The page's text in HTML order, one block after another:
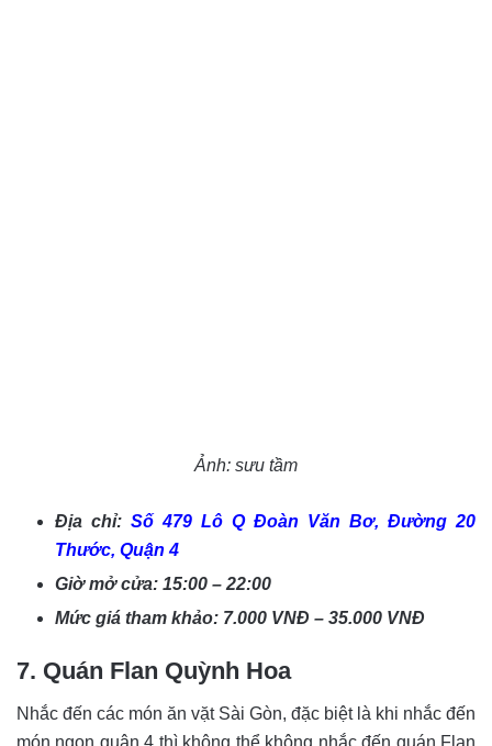
Ảnh: sưu tầm
Địa chỉ: Số 479 Lô Q Đoàn Văn Bơ, Đường 20
Thước, Quận 4
Giờ mở cửa: 15:00 – 22:00
Mức giá tham khảo: 7.000 VNĐ – 35.000 VNĐ
7. Quán Flan Quỳnh Hoa
Nhắc đến các món ăn vặt Sài Gòn, đặc biệt là khi nhắc đến